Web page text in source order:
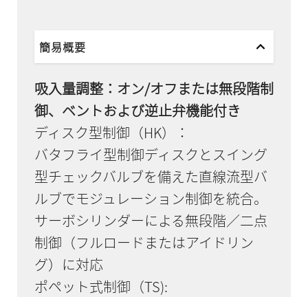
簡易概要
吸入量調整：オン/オフまたは無段階制
御、ベントおよび逆止弁機能付き
ディスク型制御（HK）：
バタフライ型制御ディスクとスイング
型チェックバルブを備えた直線流型バ
ルブでモジュレーション制御を統合。
サーボシリンダーによる無段階／二点
制御（フルロードまたはアイドリン
グ）に対応
ポペット式制御（TS):